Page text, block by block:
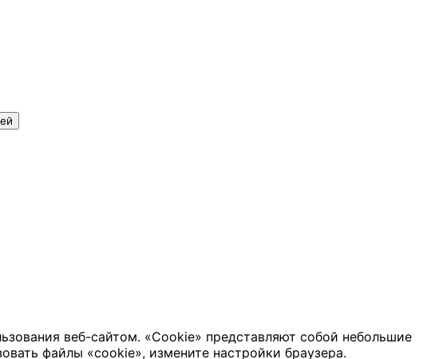
веб-сайтом. «Cookie» представляют собой небольшие
файлы «cookie», измените настройки браузера.